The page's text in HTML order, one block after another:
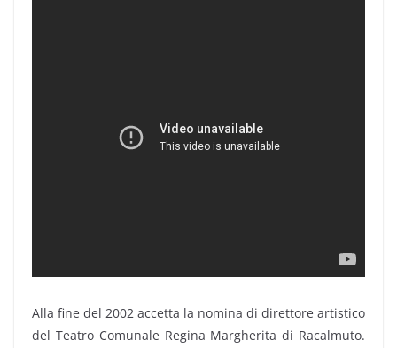
Alla fine del 2002 accetta la nomina di direttore artistico
del Teatro Comunale Regina Margherita di Racalmuto.